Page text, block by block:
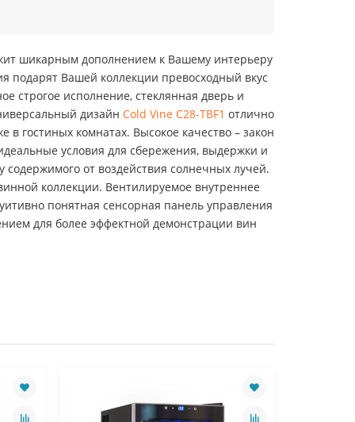
шикарным дополнением к Вашему интерьеру
подарят Вашей коллекции превосходный вкус
строгое исполнение, стеклянная дверь и
дизайн Cold Vine C28-TBF1 отлично
гостиных комнатах. Высокое качество – закон
условия для сбережения, выдержки и
от воздействия солнечных лучей.
коллекции. Вентилируемое внутреннее
понятная сенсорная панель управления
для более эффектной демонстрации вин